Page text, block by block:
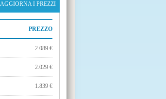
I PREZZI
PREZZO
2.089 €
2.029 €
1.839 €